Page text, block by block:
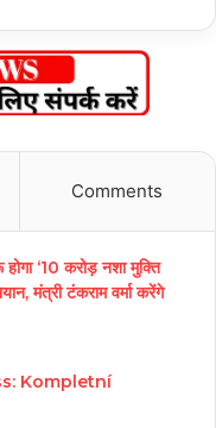
Comments
‘10 करोड़ नशा मुक्ति
मंत्री टंकराम वर्मा करेंगे
Kompletní